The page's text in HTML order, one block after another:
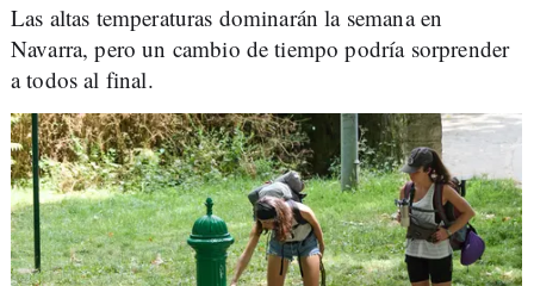
Las altas temperaturas dominarán la semana en
Navarra, pero un cambio de tiempo podría sorprender
a todos al final.